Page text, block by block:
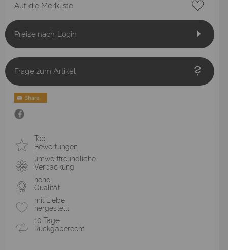
Auf die Merkliste
Preise nach Login
Frage zum Artikel
Top
Bewertungen
umweltfreundliche
Verpackung
hohe
Qualität
mit Liebe
hergestellt
10 Tage
Rückgaberecht